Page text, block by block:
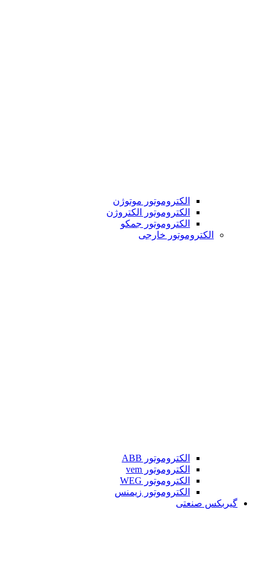
الکتروموتور موتوژن
الکتروموتور الکتروژن
الکتروموتور جمکو
الکتروموتور خارجی
الکتروموتور ABB
الکتروموتور vem
الکتروموتور WEG
الکتروموتور زیمنس
گیربکس صنعتی